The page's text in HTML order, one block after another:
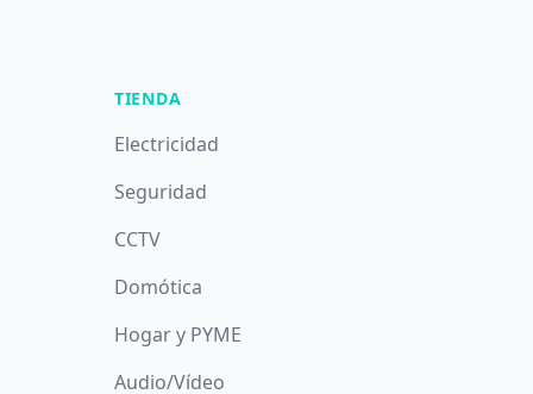
TIENDA
Electricidad
Seguridad
CCTV
Domótica
Hogar y PYME
Audio/Vídeo